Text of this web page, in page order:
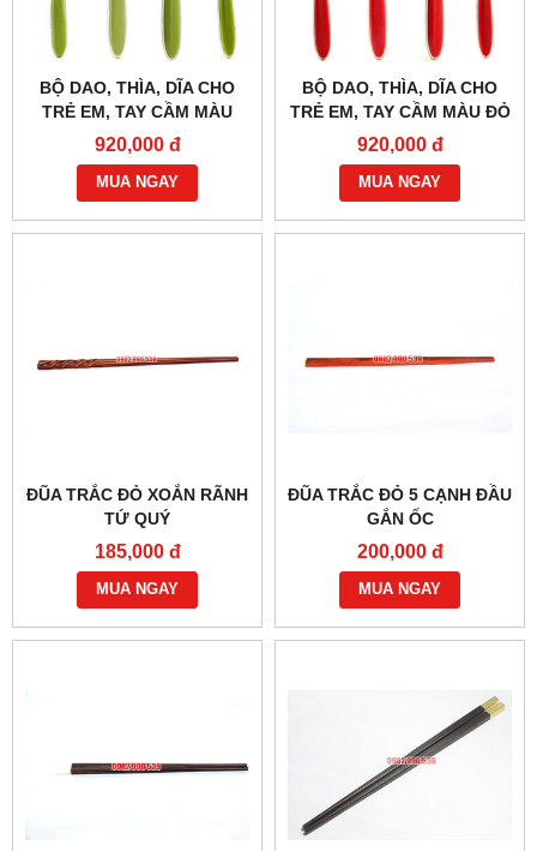
BỘ DAO, THÌA, DĨA CHO
TRẺ EM, TAY CẦM MÀU
XANH LÁ
920,000 đ
MUA NGAY
BỘ DAO, THÌA, DĨA CHO
TRẺ EM, TAY CẦM MÀU ĐỎ
920,000 đ
MUA NGAY
ĐŨA TRẮC ĐỎ XOẮN RÃNH
TỨ QUÝ
185,000 đ
MUA NGAY
ĐŨA TRẮC ĐỎ 5 CẠNH ĐẦU
GẮN ỐC
200,000 đ
MUA NGAY